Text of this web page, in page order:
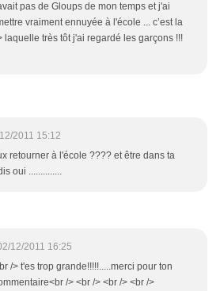
pas de Gloups de mon temps et j'ai
vraiment ennuyée à l'école ... c’est la
laquelle très tôt j'ai regardé les garçons !!!
2011 15:12
retourner à l'école ???? et être dans ta
oui ..............
12/2011 16:25
/> t'es trop grande!!!!!.....merci pour ton
/> <br /> <br /> <br />